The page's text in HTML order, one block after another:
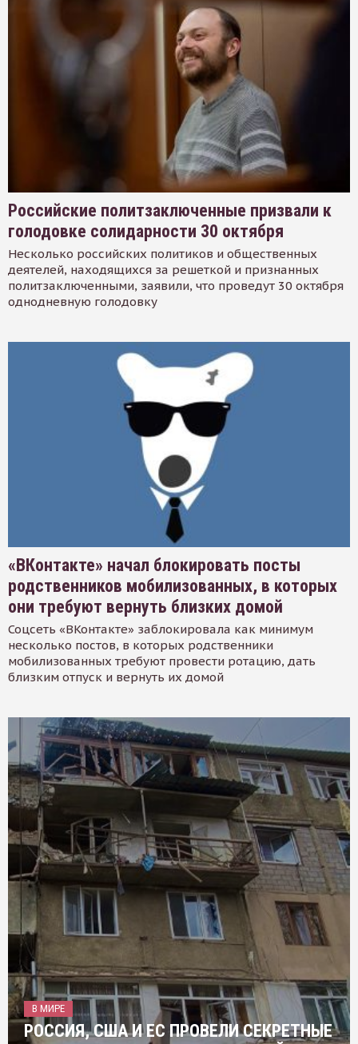
Российские политзаключенные призвали к
голодовке солидарности 30 октября
Несколько российских политиков и общественных
деятелей, находящихся за решеткой и признанных
политзаключенными, заявили, что проведут 30 октября
однодневную голодовку
«ВКонтакте» начал блокировать посты
родственников мобилизованных, в которых
они требуют вернуть близких домой
Соцсеть «ВКонтакте» заблокировала как минимум
несколько постов, в которых родственники
мобилизованных требуют провести ротацию, дать
близким отпуск и вернуть их домой
В МИРЕ
РОССИЯ, США И ЕС ПРОВЕЛИ СЕКРЕТНЫЕ